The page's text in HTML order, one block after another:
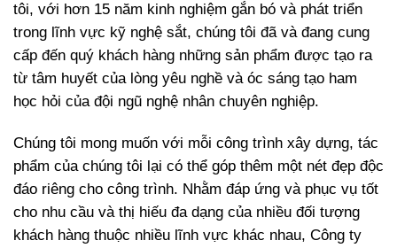
tôi, với hơn 15 năm kinh nghiệm gắn bó và phát triển
trong lĩnh vực kỹ nghệ sắt, chúng tôi đã và đang cung
cấp đến quý khách hàng những sản phẩm được tạo ra
từ tâm huyết của lòng yêu nghề và óc sáng tạo ham
học hỏi của đội ngũ nghệ nhân chuyên nghiệp.
Chúng tôi mong muốn với mỗi công trình xây dựng, tác
phẩm của chúng tôi lại có thể góp thêm một nét đẹp độc
đáo riêng cho công trình. Nhằm đáp ứng và phục vụ tốt
cho nhu cầu và thị hiếu đa dạng của nhiều đối tượng
khách hàng thuộc nhiều lĩnh vực khác nhau, Công ty